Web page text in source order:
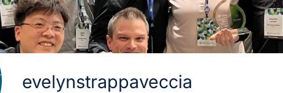
evelynstrappaveccia